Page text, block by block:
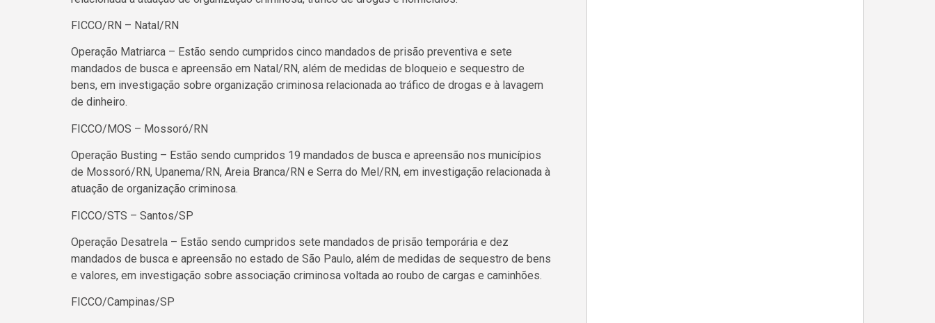
FICCO/RN – Natal/RN
Operação Matriarca – Estão sendo cumpridos cinco mandados de prisão preventiva e sete
mandados de busca e apreensão em Natal/RN, além de medidas de bloqueio e sequestro de
bens, em investigação sobre organização criminosa relacionada ao tráfico de drogas e à lavagem
de dinheiro.
FICCO/MOS – Mossoró/RN
Operação Busting – Estão sendo cumpridos 19 mandados de busca e apreensão nos municípios
de Mossoró/RN, Upanema/RN, Areia Branca/RN e Serra do Mel/RN, em investigação relacionada à
atuação de organização criminosa.
FICCO/STS – Santos/SP
Operação Desatrela – Estão sendo cumpridos sete mandados de prisão temporária e dez
mandados de busca e apreensão no estado de São Paulo, além de medidas de sequestro de bens
e valores, em investigação sobre associação criminosa voltada ao roubo de cargas e caminhões.
FICCO/Campinas/SP